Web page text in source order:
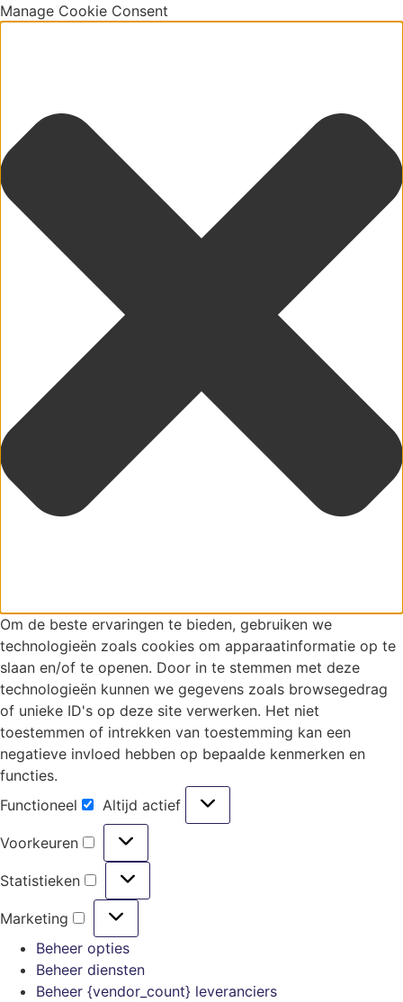
Manage Cookie Consent
Om de beste ervaringen te bieden, gebruiken we
technologieën zoals cookies om apparaatinformatie op te
slaan en/of te openen. Door in te stemmen met deze
technologieën kunnen we gegevens zoals browsegedrag
of unieke ID's op deze site verwerken. Het niet
toestemmen of intrekken van toestemming kan een
negatieve invloed hebben op bepaalde kenmerken en
functies.
Functioneel
Altijd actief
Voorkeuren
Statistieken
Marketing
Beheer opties
Beheer diensten
Beheer {vendor_count} leveranciers